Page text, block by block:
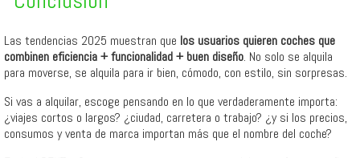
Las tendencias 2025 muestran que los usuarios quieren coches que
combinen eficiencia + funcionalidad + buen diseño. No solo se alquila
para moverse, se alquila para ir bien, cómodo, con estilo, sin sorpresas.
Si vas a alquilar, escoge pensando en lo que verdaderamente importa:
¿viajes cortos o largos? ¿ciudad, carretera o trabajo? ¿y si los precios,
consumos y venta de marca importan más que el nombre del coche?